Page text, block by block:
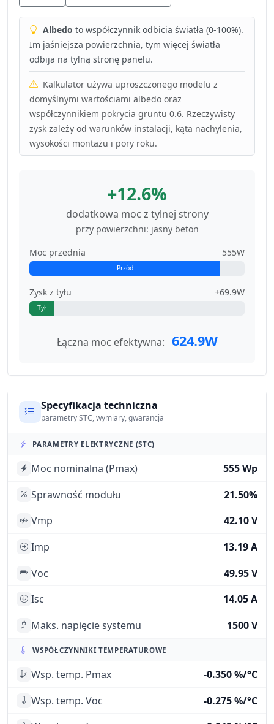
Albedo to współczynnik odbicia światła (0-100%).
Im jaśniejsza powierzchnia, tym więcej światła
odbija na tylną stronę panelu.
Kalkulator używa uproszczonego modelu z
domyślnymi wartościami albedo oraz
współczynnikiem pokrycia gruntu 0.6. Rzeczywisty
zysk zależy od warunków instalacji, kąta nachylenia,
wysokości montażu i pory roku.
+12.6%
dodatkowa moc z tylnej strony
przy powierzchni: jasny beton
Moc przednia
555W
Przód
Zysk z tyłu +69.9W
Tył
Łączna moc efektywna: 624.9W
Specyfikacja techniczna
parametry STC, wymiary, gwarancja
PARAMETRY ELEKTRYCZNE (STC)
Moc nominalna (Pmax)
555 Wp
Sprawność modułu
21.50%
Vmp
42.10 V
Imp
13.19 A
Voc
49.95 V
Isc
14.05 A
Maks. napięcie systemu
1500 V
WSPÓŁCZYNNIKI TEMPERATUROWE
Wsp. temp. Pmax
-0.350 %/°C
Wsp. temp. Voc
-0.275 %/°C